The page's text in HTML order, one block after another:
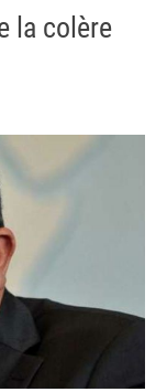
la colère